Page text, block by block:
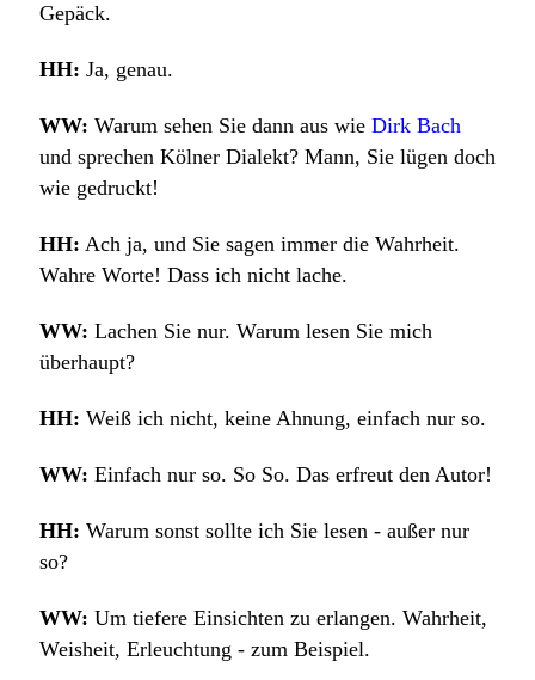
Gepäck.
HH: Ja, genau.
WW: Warum sehen Sie dann aus wie Dirk Bach
und sprechen Kölner Dialekt? Mann, Sie lügen doch
wie gedruckt!
HH: Ach ja, und Sie sagen immer die Wahrheit.
Wahre Worte! Dass ich nicht lache.
WW: Lachen Sie nur. Warum lesen Sie mich
überhaupt?
HH: Weiß ich nicht, keine Ahnung, einfach nur so.
WW: Einfach nur so. So So. Das erfreut den Autor!
HH: Warum sonst sollte ich Sie lesen - außer nur
so?
WW: Um tiefere Einsichten zu erlangen. Wahrheit,
Weisheit, Erleuchtung - zum Beispiel.